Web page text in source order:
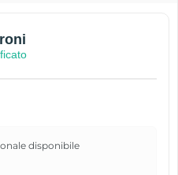
disponibile